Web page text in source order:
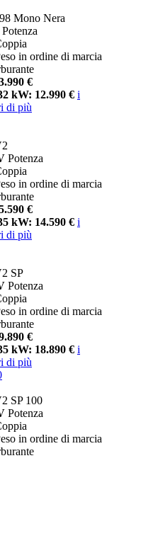
Mono Nera
Potenza
in ordine di marcia
€
kW: 12.990 € i
di più
Potenza
in ordine di marcia
€
kW: 14.590 € i
di più
SP
Potenza
in ordine di marcia
€
kW: 18.890 € i
di più
SP 100
Potenza
in ordine di marcia